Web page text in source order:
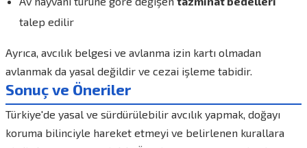
talep edilir
Ayrıca, avcılık belgesi ve avlanma izin kartı olmadan
avlanmak da yasal değildir ve cezai işleme tabidir.
Sonuç ve Öneriler
Türkiye'de yasal ve sürdürülebilir avcılık yapmak, doğayı
koruma bilinciyle hareket etmeyi ve belirlenen kurallara